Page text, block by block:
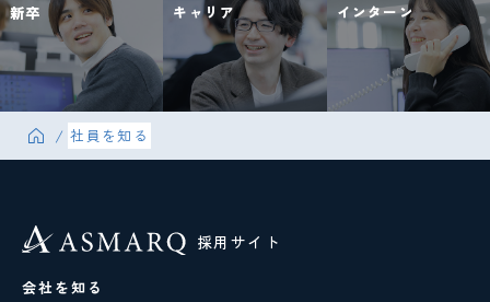
新卒 キャリア インターン
/ 社員を知る
採用サイト
会社を知る